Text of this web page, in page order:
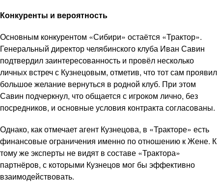
Конкуренты и вероятность
Основным конкурентом «Сибири» остаётся «Трактор».
Генеральный директор челябинского клуба Иван Савин
подтвердил заинтересованность и провёл несколько
личных встреч с Кузнецовым, отметив, что тот сам проявил
большое желание вернуться в родной клуб. При этом
Савин подчеркнул, что общается с игроком лично, без
посредников, и основные условия контракта согласованы.
Однако, как отмечает агент Кузнецова, в «Тракторе» есть
финансовые ограничения именно по отношению к Жене. К
тому же эксперты не видят в составе «Трактора»
партнёров, с которыми Кузнецов мог бы эффективно
взаимодействовать.